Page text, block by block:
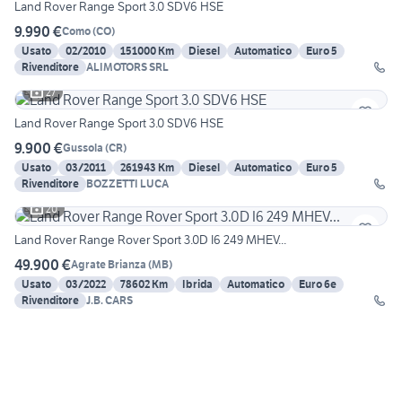
Land Rover Range Sport 3.0 SDV6 HSE
9.990 €Como(CO)
Usato
02/2010 151000 Km Diesel Automatico
Euro 5
Rivenditore ALIMOTORS SRL
27
Land Rover Range Sport 3.0 SDV6 HSE
9.900 €Gussola (CR)
Usato
03/2011 261943 Km Diesel Automatico
Euro 5
Rivenditore BOZZETTI LUCA
20
Land Rover Range Rover Sport 3.0D I6 249 MHEV...
49.900 €Agrate Brianza (MB)
Usato
03/2022 78602 Km Ibrida Automatico
Euro 6e
Rivenditore J.B. CARS